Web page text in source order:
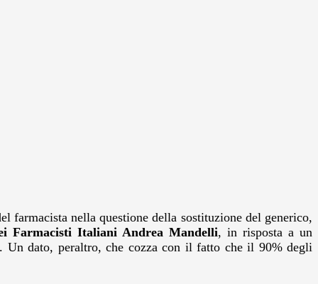
farmacista nella questione della sostituzione del generico,
Farmacisti Italiani Andrea Mandelli, in risposta a un
Un dato, peraltro, che cozza con il fatto che il 90% degli